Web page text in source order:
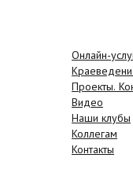
Онлайн-
Проекты.
Видео
Наши клубы
Коллегам
Контакты